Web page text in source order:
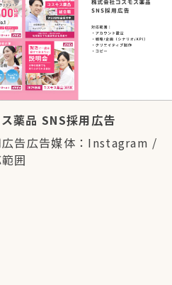
薬品 SNS採用広告
広告広告媒体：Instagram /
囲